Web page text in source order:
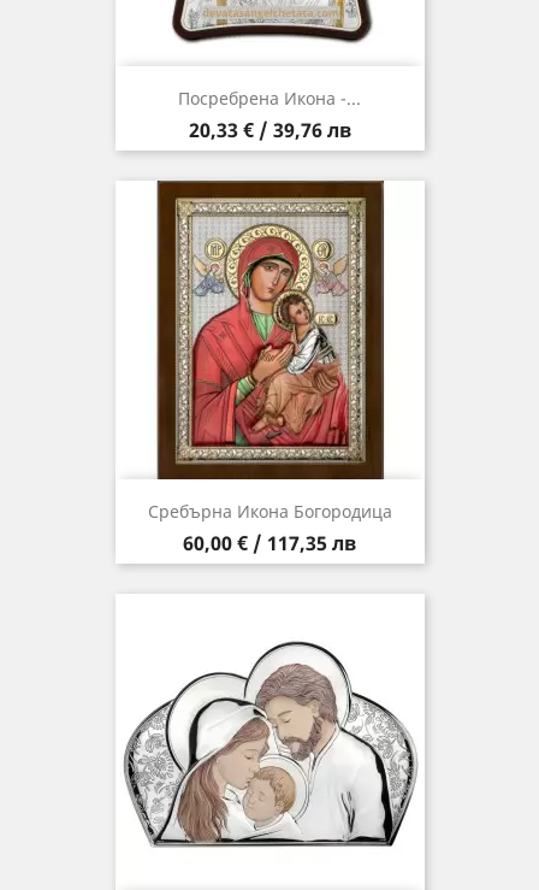
Посребрена Икона -...
Цена
20,33 € / 39,76 лв
Сребърна Икона Богородица
Цена
60,00 € / 117,35 лв